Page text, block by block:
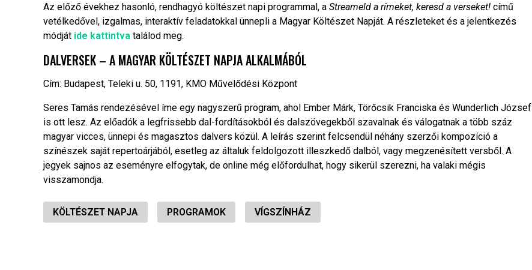
Az előző évekhez hasonló, rendhagyó költészet napi programmal, a Streameld a rímeket, keresd a verseket! című
vetélkedővel, izgalmas, interaktív feladatokkal ünnepli a Magyar Költészet Napját. A részleteket és a jelentkezés
módját ide kattintva találod meg.
DALVERSEK – A MAGYAR KÖLTÉSZET NAPJA ALKALMÁBÓL
Cím: Budapest, Teleki u. 50, 1191, KMO Művelődési Központ
Seres Tamás rendezésével íme egy nagyszerű program, ahol Ember Márk, Törőcsik Franciska és Wunderlich József
is ott lesz. Az előadók a legfrissebb dal-fordításokból és dalszövegekből szavalnak és válogatnak a több száz
magyar vicces, ünnepi és magasztos dalvers közül. A leírás szerint felcsendül néhány szerzői kompozíció a
színészek saját repertoárjából, esetleg az általuk feldolgozott illeszkedő dalból, vagy megzenésített versből. A
jegyek sajnos az eseményre elfogytak, de online még előfordulhat, hogy sikerül szerezni, ha valaki mégis
visszamondja.
KÖLTÉSZET NAPJA PROGRAMOK VÍGSZÍNHÁZ